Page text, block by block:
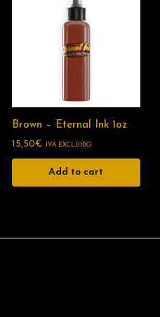
Brown – Eternal Ink 1oz
15,50€ IVA EXCLUIDO
Add to cart